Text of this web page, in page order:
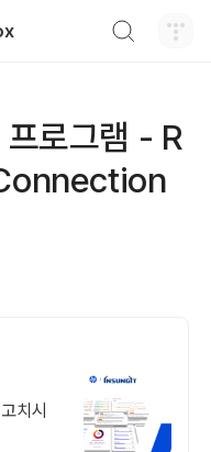
로그램 - R
치시